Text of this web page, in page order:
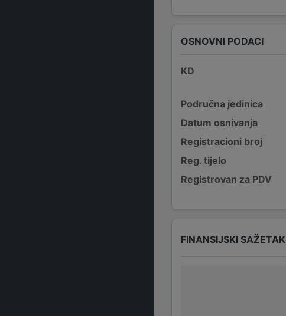
OSNOVNI PODACI
KD
Područna jedinica
Datum osnivanja
Registracioni broj
Reg. tijelo
Registrovan za PDV
FINANSIJSKI SAŽETAK